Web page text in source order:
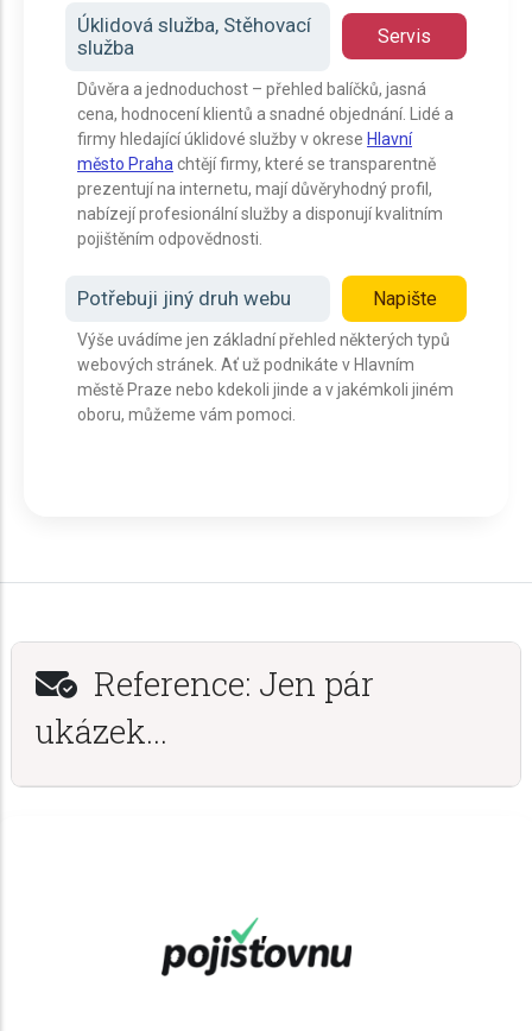
Úklidová služba, Stěhovací
služba
Servis
Důvěra a jednoduchost – přehled balíčků, jasná
cena, hodnocení klientů a snadné objednání. Lidé a
firmy hledající úklidové služby v okrese Hlavní
město Praha chtějí firmy, které se transparentně
prezentují na internetu, mají důvěryhodný profil,
nabízejí profesionální služby a disponují kvalitním
pojištěním odpovědnosti.
Potřebuji jiný druh webu Napište
Výše uvádíme jen základní přehled některých typů
webových stránek. Ať už podnikáte v Hlavním
městě Praze nebo kdekoli jinde a v jakémkoli jiném
oboru, můžeme vám pomoci.
Reference: Jen pár
ukázek...